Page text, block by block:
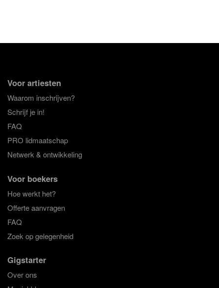
Voor artiesten
Waarom inschrijven?
Schrijf je in!
FAQ
PRO lidmaatschap
Netwerk & ontwikkeling
Voor boekers
Hoe werkt het?
Offerte aanvragen
FAQ
Zoek op gelegenheid
Gigstarter
Over ons